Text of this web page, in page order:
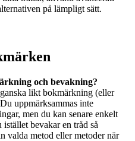
på lämpligt sätt.
och bevakning?
likt bokmärkning (eller
uppmärksammas inte
men du kan senare enkelt
bevakar en tråd så
valda metod eller metoder när